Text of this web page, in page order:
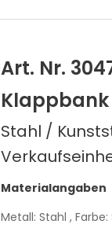
Art. Nr.
Klappbank
Stahl /
Materialangaben
Metall: Stahl ,